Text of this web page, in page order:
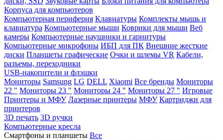
Корпуса для компьютеров
Компьютерная периферия Клавиатуры Комплекты мышь и
клавиатура Компьютерные мыши Коврики для мыши Веб
камеры Компьютерные наушники и гарнитуры
Компьютерные микрофоны ИБП для ПК Внешние жесткие
диски Планшеты графические Очки и шлемы VR Кабели,
разъемы, переходники
USB-накопители и флэшки
Мониторы Samsung LG DELL Xiaomi Все бренды Мониторы
22 " Мониторы 23 " Мониторы 24 " Мониторы 27 " Игровые
Принтеры и МФУ Лазерные принтеры МФУ Картриджи для
принтеров
3D печать 3D ручки
Компьютерные кресла
Смартфоны и планшеты Все